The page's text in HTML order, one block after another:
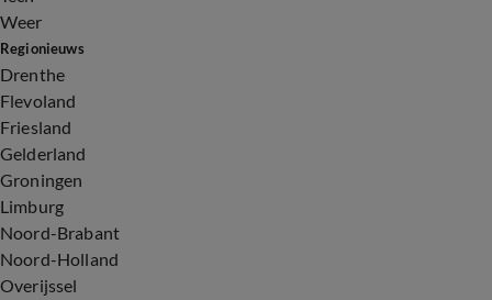
Weer
Regionieuws
Drenthe
Flevoland
Friesland
Gelderland
Groningen
Limburg
Noord-Brabant
Noord-Holland
Overijssel